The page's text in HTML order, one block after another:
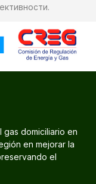
gas domiciliario en
en mejorar la
el